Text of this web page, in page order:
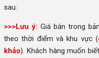
sau:
>>>Lưu ý: Giá bán trong
theo thời điểm và khu vực (
khảo). Khách hàng muốn